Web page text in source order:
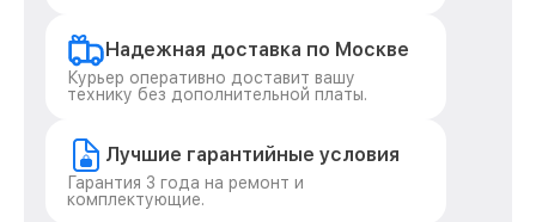
Надежная доставка по Москве
Курьер оперативно доставит вашу
технику без дополнительной платы.
Лучшие гарантийные условия
Гарантия 3 года на ремонт и
комплектующие.